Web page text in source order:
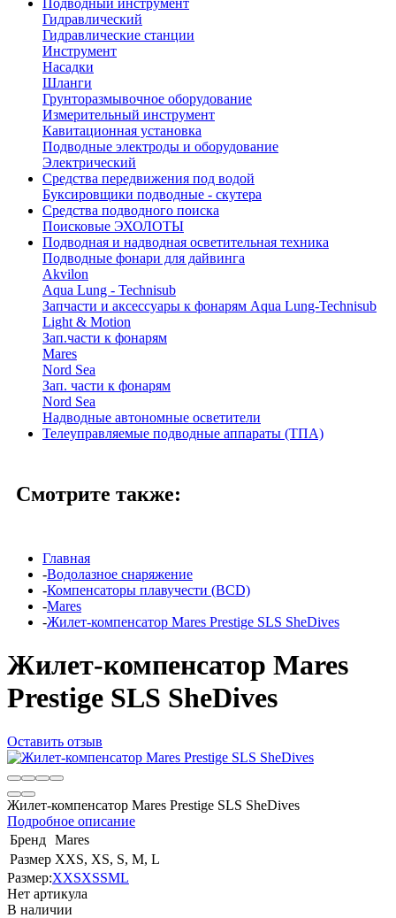
Подводный инструмент
Гидравлический
Гидравлические станции
Инструмент
Насадки
Шланги
Грунторазмывочное оборудование
Измерительный инструмент
Кавитационная установка
Подводные электроды и оборудование
Электрический
Средства передвижения под водой
Буксировщики подводные - скутера
Средства подводного поиска
Поисковые ЭХОЛОТЫ
Подводная и надводная осветительная техника
Подводные фонари для дайвинга
Akvilon
Aqua Lung - Technisub
Запчасти и аксессуары к фонарям Aqua Lung-Technisub
Light & Motion
Зап.части к фонарям
Mares
Nord Sea
Зап. части к фонарям
Nord Sea
Надводные автономные осветители
Телеуправляемые подводные аппараты (ТПА)
Смотрите также:
Главная
-Водолазное снаряжение
-Компенсаторы плавучести (BCD)
-Mares
-Жилет-компенсатор Mares Prestige SLS SheDives
Жилет-компенсатор Mares
Prestige SLS SheDives
Оставить отзыв
Жилет-компенсатор Mares Prestige SLS SheDives
Подробное описание
Бренд Mares
Размер XXS, XS, S, M, L
Размер:XXSXSSML
Нет артикула
В наличии